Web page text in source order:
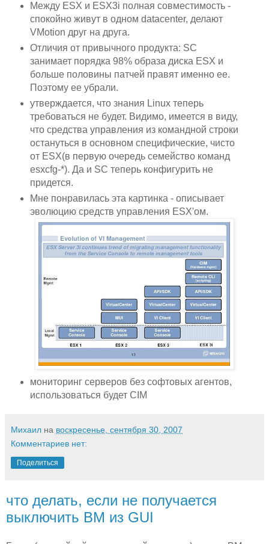
Между ESX и ESX3i полная совместимость -
спокойно живут в одном datacenter, делают
VMotion друг на друга.
Отличия от привычного продукта: SC
занимает порядка 98% образа диска ESX и
больше половины патчей правят именно ее.
Поэтому ее убрали.
утверждаетcя, что знания Linux теперь
требоваться не будет. Видимо, имеется в виду,
что средства управления из командной строки
остануться в основном специфические, чисто
от ESX(в первую очередь семейство команд
esxcfg-*). Да и SC теперь конфигурить не
придется.
Мне понравилась эта картинка - описывает
эволюцию средств управления ESX'ом.
мониторинг серверов без софтовых агентов,
использоваться будет CIM
Михаил на воскресенье, сентября 30, 2007
Комментариев нет:
Поделиться
что делать, если не получается
выключить ВМ из GUI